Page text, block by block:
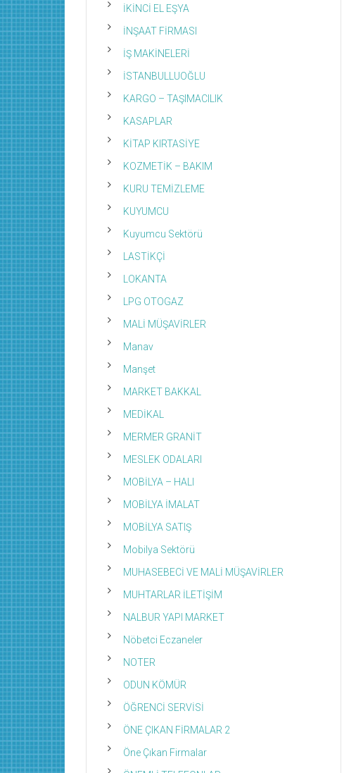
İKİNCİ EL EŞYA
İNŞAAT FİRMASI
İŞ MAKİNELERİ
İSTANBULLUOĞLU
KARGO – TAŞIMACILIK
KASAPLAR
KİTAP KIRTASİYE
KOZMETİK – BAKIM
KURU TEMİZLEME
KUYUMCU
Kuyumcu Sektörü
LASTİKÇİ
LOKANTA
LPG OTOGAZ
MALİ MÜŞAVİRLER
Manav
Manşet
MARKET BAKKAL
MEDİKAL
MERMER GRANİT
MESLEK ODALARI
MOBİLYA – HALI
MOBİLYA İMALAT
MOBİLYA SATIŞ
Mobilya Sektörü
MUHASEBECİ VE MALİ MÜŞAVİRLER
MUHTARLAR İLETİŞİM
NALBUR YAPI MARKET
Nöbetci Eczaneler
NOTER
ODUN KÖMÜR
ÖĞRENCİ SERVİSİ
ÖNE ÇIKAN FİRMALAR 2
Öne Çıkan Firmalar